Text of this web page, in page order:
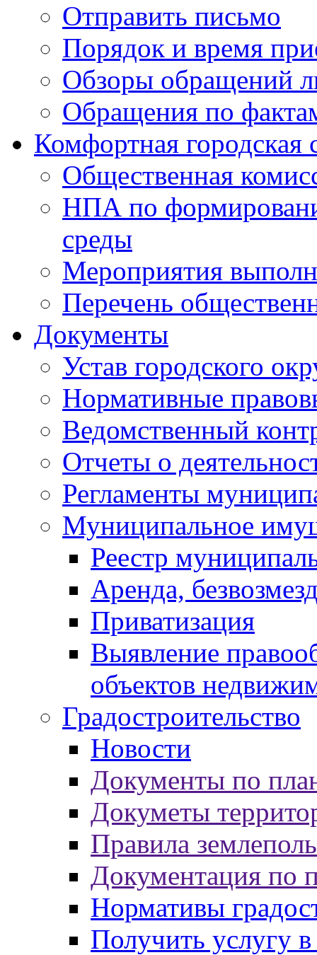
Отправить письмо
Порядок и время
Обзоры обращений
Обращения по
Комфортная городская
Общественная
НПА по
среды
Мероприятия
Перечень
Документы
Устав городского
Нормативные
Ведомственный
Отчеты о
Регламенты
Муниципальное
Реестр
Аренда,
Приватизация
Выявление
объектов
Градостроительство
Новости
Документы по
Докуметы
Правила
Документация по
Нормативы
Получить услугу в